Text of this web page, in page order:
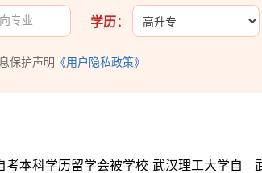
学历：
保护声明 《用户隐私政策》
考本科学历留学会被学校 武汉理工大学自